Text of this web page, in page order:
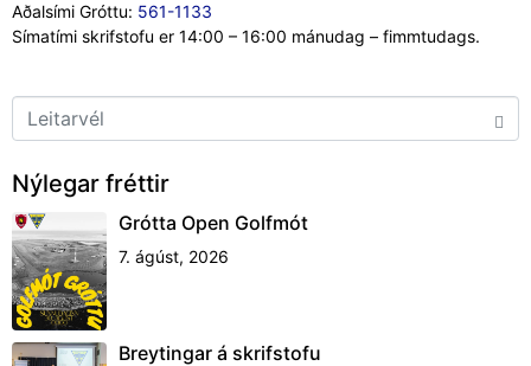
Aðalsími Gróttu: 561-1133
Símatími skrifstofu er 14:00 – 16:00 mánudag – fimmtudags.
Nýlegar fréttir
Grótta Open Golfmót
7. ágúst, 2026
Breytingar á skrifstofu